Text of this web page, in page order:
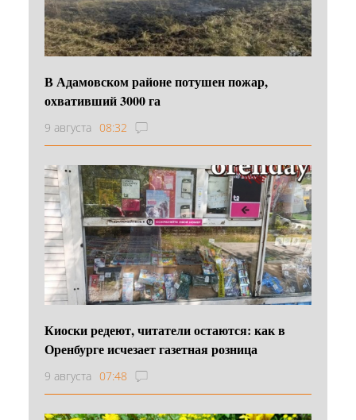
В Адамовском районе потушен пожар,
охвативший 3000 га
9 августа 08:32
Киоски редеют, читатели остаются: как в
Оренбурге исчезает газетная розница
9 августа 07:48